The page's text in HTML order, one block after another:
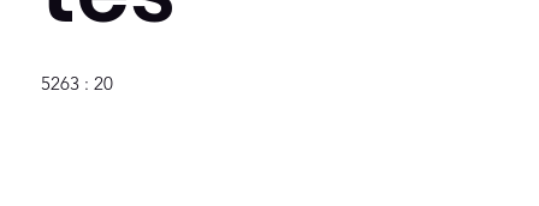
5263 : 20